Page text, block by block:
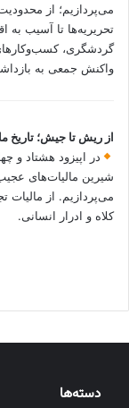
می‌پردازیم؛ از
تحریریه‌ها تا آسیب به
گردشگری،
واکنش جمعی به
از ریش تا جیش؛ تاریخ
در اپیزود هشتاد و
شیرین مالیات‌های
می‌پردازیم. از مالیات
کلاه و ادرار انسانی.
دسته‌ها